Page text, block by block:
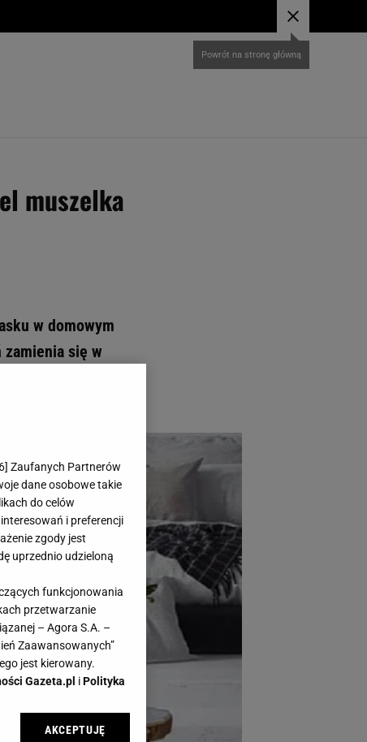
Powrót na stronę główną
muszelka
w domowym
się w
pufami, tworząc
] Zaufanych Partnerów
dane osobowe takie
do celów
i preferencji
zgody jest
uprzednio udzieloną
funkcjonowania
przetwarzanie
– Agora S.A. –
Zaawansowanych”
jest kierowany.
Gazeta.pl iPolityka
sp. z o.o., jej
AKCEPTUJĘ